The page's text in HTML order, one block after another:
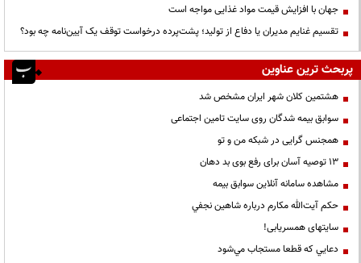
جهان با افزایش قیمت مواد غذایی مواجه است
تقسیم غنایم مدیران یا دفاع از تولید؛ پشت‌پرده درخواست توقف یک آیین‌نامه چه بود؟
پربحث ترین عناوین
هشتمین کلان شهر ایران مشخص شد
سوابق بیمه شدگان روی سایت تامین اجتماعی
همجنس گرایی در شبکه من و تو
13 توصیه آسان برای رفع بوی بد دهان
مشاهده سامانه آنلاين سوابق بیمه
حكم آيت‌الله مكارم درباره شاهين نجفي
سایتهای همسریابی!
دعايي كه قطعا مستجاب مي‌شود